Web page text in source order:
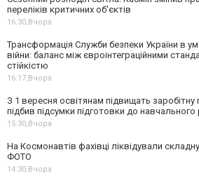
переліків критичних об'єктів
16:30, Вчора
Трансформація Служби безпеки України в
війни: баланс між євроінтеграційними
стійкістю
16:17, Вчора
З 1 вересня освітянам підвищать заробітну
підбив підсумки підготовки до навчального
15:30, Вчора
На Космонавтів фахівці ліквідували
ФОТО
14:30, Вчора